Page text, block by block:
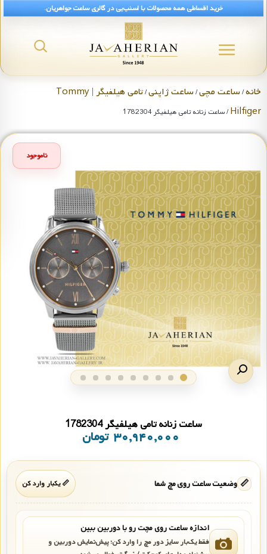
خرید اقساطی همه محصولات با اسنپ‌پی در گالری ساعت جواهریان.
خانه/ساعت مچی/ساعت ژاپنی/
تامی هیلفیگر | Tommy
Hilfiger/ ساعت زنانه تامی هیلفیگر 1782304
ناموجود
ساعت زنانه تامی هیلفیگر 1782304
۳۰,۹۴۰,۰۰۰ تومان
📏 وضعیت ساعت روی مچ شما 📏 یکبار وارد کن
اندازه ساعت روی مچت رو با دوربین ببین
فقط یک‌بار سایز دور مچ را وارد کن؛ پیش‌نمایش دوربین و